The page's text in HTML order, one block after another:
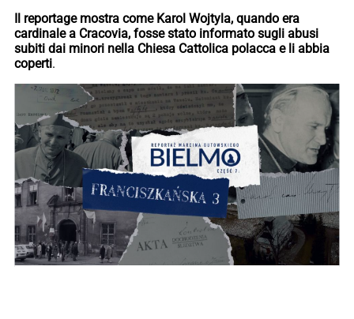
Il reportage mostra come Karol Wojtyla, quando era
cardinale a Cracovia, fosse stato informato sugli abusi
subiti dai minori nella Chiesa Cattolica polacca e li abbia
coperti.